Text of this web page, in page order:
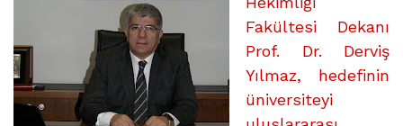
Fakültesi Dekanı
Prof. Dr. Derviş
Yılmaz, hedefinin
üniversiteyi